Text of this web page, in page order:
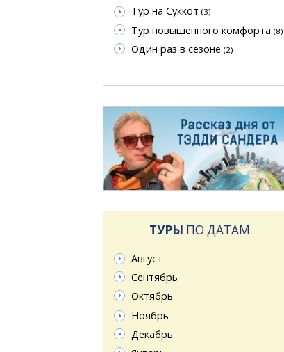
Тур на Суккот (3)
Тур повышенного комфорта (8)
Один раз в сезоне (2)
ТУРЫ ПО ДАТАМ
Август
Сентябрь
Октябрь
Ноябрь
Декабрь